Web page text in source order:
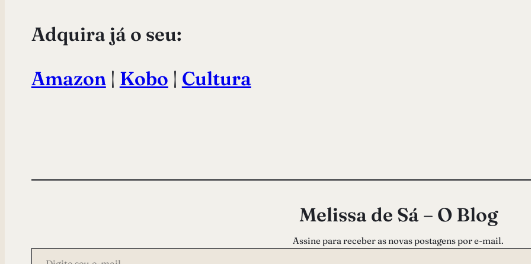
Adquira já o seu:
Amazon| Kobo | Cultura
Melissa de Sá – O Blog
Assine para receber as novas postagens por e-mail.
Digite seu e-mail…